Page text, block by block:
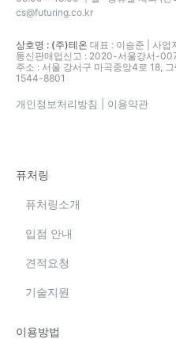
cs@futuring.co.kr
상호명 : (주)테온 대표 : 이승준 | 사업
통신판매업신고 : 2020-서울강서-
주소 : 서울 강서구 마곡중앙4로 18,
1544-8801
개인정보처리방침 | 이용약관
퓨처링
퓨처링소개
입점 안내
견적요청
기술지원
이용방법